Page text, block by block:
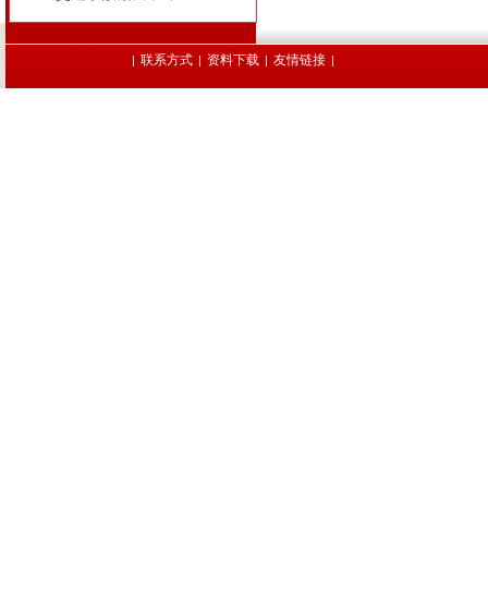
| 联系方式 | 资料下载 | 友情链接 |